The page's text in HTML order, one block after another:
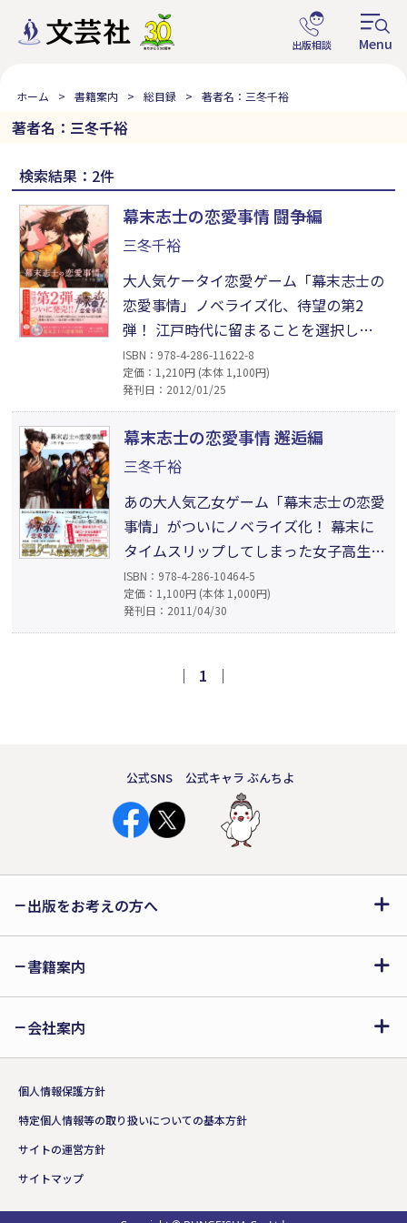
ホーム 書籍案内 総目録 著者名：三冬千裕
著者名：三冬千裕
検索結果：2件
幕末志士の恋愛事情 闘争編
三冬千裕
大人気ケータイ恋愛ゲーム「幕末志士の
恋愛事情」ノベライズ化、待望の第2
弾！ 江戸時代に留まることを選択した
主人公は、龍馬の気持ちばかりが気にな
ってしまう。しかし、時代は幕末。龍馬
の周辺はめまぐるしく動いていた。そん
な中、高杉からも気持ちをぶつけられ
る。二人の愛情の間で揺れる心。仲間達
に迫る危機。動乱の世で次々とおとずれ
る困難を乗り越えることができるのか!?
ISBN：978-4-286-11622-8
定価：1,210円 (本体 1,100円)
発刊日：2012/01/25
幕末志士の恋愛事情 邂逅編
三冬千裕
あの大人気乙女ゲーム「幕末志士の恋愛
事情」がついにノベライズ化！ 幕末に
タイムスリップしてしまった女子高生
が、坂本龍馬をはじめとする志士達と出
逢い、次第に心が魅かれていく。大切な
人のそばにいたい。でも、未来に帰らな
ながら、好きになる気持ちを止められな
ISBN：978-4-286-10464-5
定価：1,100円 (本体 1,000円)
発刊日：2011/04/30
｜ 1 ｜
公式SNS 公式キャラ ぶんちよ
出版をお考えの方へ
書籍案内
会社案内
個人情報保護方針
特定個人情報等の取り扱いについての基本方針
サイトの運営方針
サイトマップ